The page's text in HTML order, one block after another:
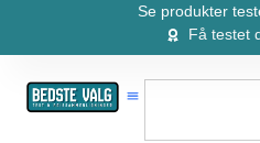
Se produkter
Få testet